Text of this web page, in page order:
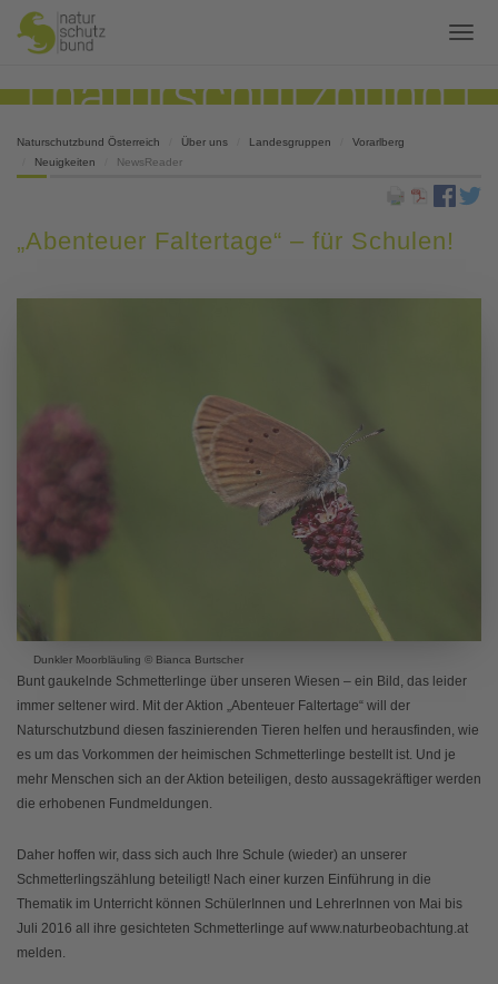
Naturschutzbund Österreich Über uns Landesgruppen
Vorarlberg
Neuigkeiten
NewsReader
„Abenteuer Faltertage“ – für Schulen!
Dunkler Moorbläuling © Bianca Burtscher
Bunt gaukelnde Schmetterlinge über unseren Wiesen – ein Bild, das leider
immer seltener wird. Mit der Aktion „Abenteuer Faltertage“ will der
Naturschutzbund diesen faszinierenden Tieren helfen und herausfinden, wie
es um das Vorkommen der heimischen Schmetterlinge bestellt ist. Und je
mehr Menschen sich an der Aktion beteiligen, desto aussagekräftiger werden
die erhobenen Fundmeldungen.
Daher hoffen wir, dass sich auch Ihre Schule (wieder) an unserer
Schmetterlingszählung beteiligt! Nach einer kurzen Einführung in die
Thematik im Unterricht können SchülerInnen und LehrerInnen von Mai bis
Juli 2016 all ihre gesichteten Schmetterlinge auf www.naturbeobachtung.at
melden.